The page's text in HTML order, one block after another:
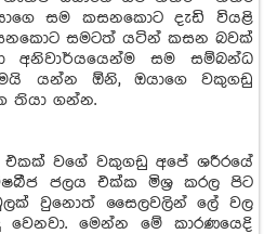
සම කසනකොට දැඩි වියළි
සමටත් යටින් කසන බවක්
අනිවාර්යයෙන්ම සම සම්බන්ධ
යන්න ඕනි, ඔයාගෙ වකුගඩු
තියා ගන්න.
එකක් වගේ වකුගඩු අපේ ශරීරයේ
ජලය එක්ක මිශ්‍ර කරල පිට
වුනොත් සෛලවලින් ලේ වල
මෙන්න මේ කාරණයෙදි